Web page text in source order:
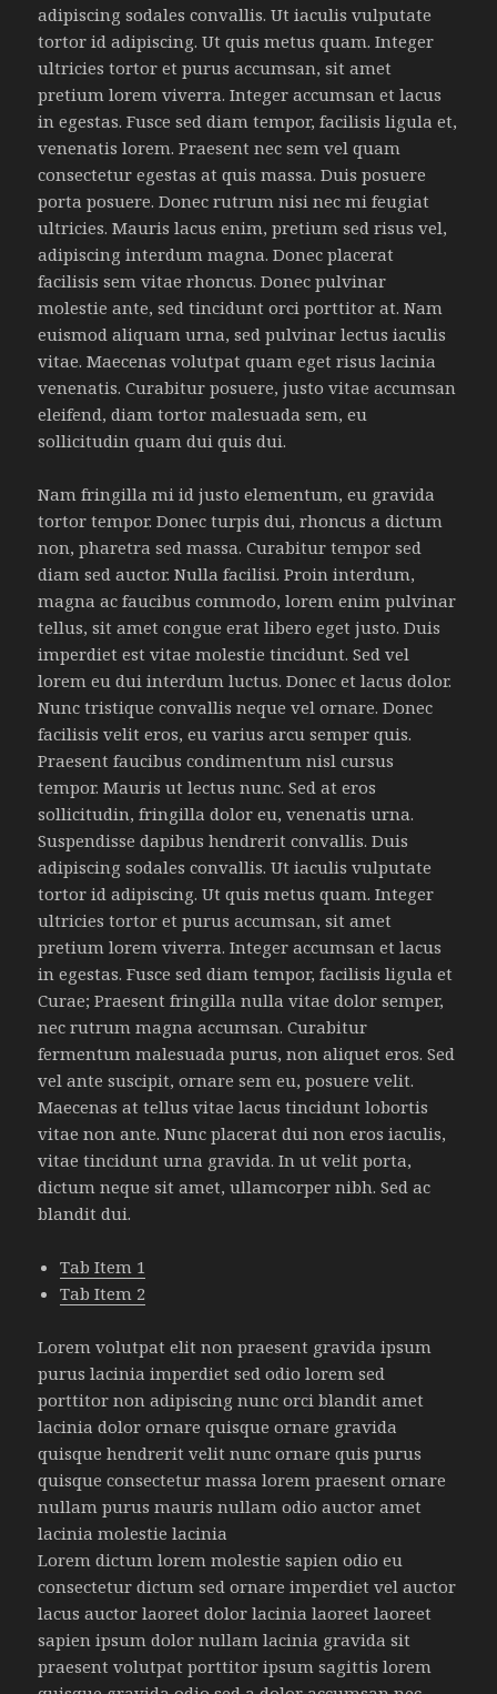
adipiscing sodales convallis. Ut iaculis vulputate
tortor id adipiscing. Ut quis metus quam. Integer
ultricies tortor et purus accumsan, sit amet
pretium lorem viverra. Integer accumsan et lacus
in egestas. Fusce sed diam tempor, facilisis ligula et,
venenatis lorem. Praesent nec sem vel quam
consectetur egestas at quis massa. Duis posuere
porta posuere. Donec rutrum nisi nec mi feugiat
ultricies. Mauris lacus enim, pretium sed risus vel,
adipiscing interdum magna. Donec placerat
facilisis sem vitae rhoncus. Donec pulvinar
molestie ante, sed tincidunt orci porttitor at. Nam
euismod aliquam urna, sed pulvinar lectus iaculis
vitae. Maecenas volutpat quam eget risus lacinia
venenatis. Curabitur posuere, justo vitae accumsan
eleifend, diam tortor malesuada sem, eu
sollicitudin quam dui quis dui.
Nam fringilla mi id justo elementum, eu gravida
tortor tempor. Donec turpis dui, rhoncus a dictum
non, pharetra sed massa. Curabitur tempor sed
diam sed auctor. Nulla facilisi. Proin interdum,
magna ac faucibus commodo, lorem enim pulvinar
tellus, sit amet congue erat libero eget justo. Duis
imperdiet est vitae molestie tincidunt. Sed vel
lorem eu dui interdum luctus. Donec et lacus dolor.
Nunc tristique convallis neque vel ornare. Donec
facilisis velit eros, eu varius arcu semper quis.
Praesent faucibus condimentum nisl cursus
tempor. Mauris ut lectus nunc. Sed at eros
sollicitudin, fringilla dolor eu, venenatis urna.
Suspendisse dapibus hendrerit convallis. Duis
adipiscing sodales convallis. Ut iaculis vulputate
tortor id adipiscing. Ut quis metus quam. Integer
ultricies tortor et purus accumsan, sit amet
pretium lorem viverra. Integer accumsan et lacus
in egestas. Fusce sed diam tempor, facilisis ligula et
Curae; Praesent fringilla nulla vitae dolor semper,
nec rutrum magna accumsan. Curabitur
fermentum malesuada purus, non aliquet eros. Sed
vel ante suscipit, ornare sem eu, posuere velit.
Maecenas at tellus vitae lacus tincidunt lobortis
vitae non ante. Nunc placerat dui non eros iaculis,
vitae tincidunt urna gravida. In ut velit porta,
dictum neque sit amet, ullamcorper nibh. Sed ac
blandit dui.
Tab Item 1
Tab Item 2
Lorem volutpat elit non praesent gravida ipsum
purus lacinia imperdiet sed odio lorem sed
porttitor non adipiscing nunc orci blandit amet
lacinia dolor ornare quisque ornare gravida
quisque hendrerit velit nunc ornare quis purus
quisque consectetur massa lorem praesent ornare
nullam purus mauris nullam odio auctor amet
lacinia molestie lacinia
Lorem dictum lorem molestie sapien odio eu
consectetur dictum sed ornare imperdiet vel auctor
lacus auctor laoreet dolor lacinia laoreet laoreet
sapien ipsum dolor nullam lacinia gravida sit
praesent volutpat porttitor ipsum sagittis lorem